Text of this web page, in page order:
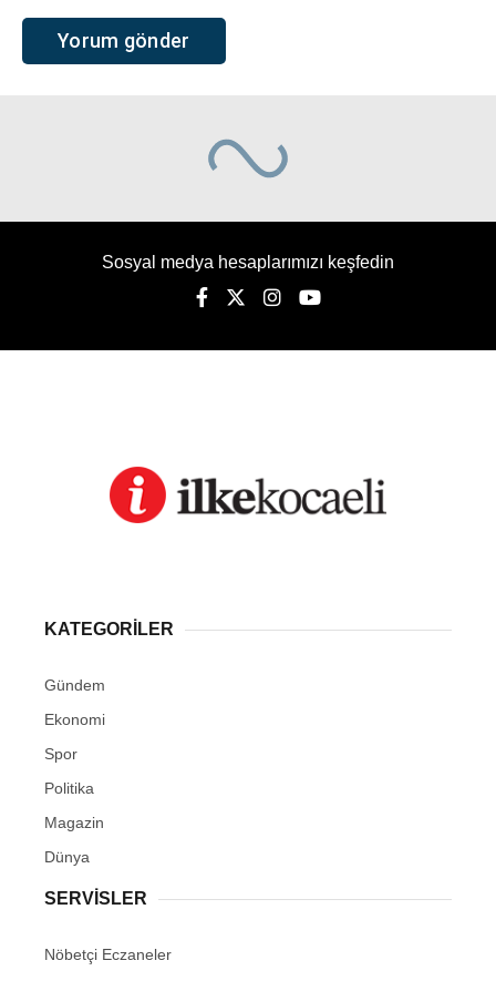
Sosyal medya hesaplarımızı keşfedin
KATEGORİLER
Gündem
Ekonomi
Spor
Politika
Magazin
Dünya
SERVİSLER
Nöbetçi Eczaneler